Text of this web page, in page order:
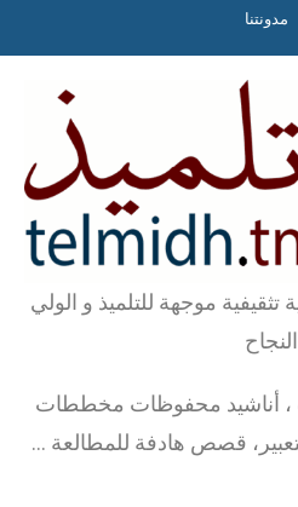
مدونتنا
موجهة للتلميذ و الولي
، أناشيد محفوظات مخططات
قصص هادفة للمطالعة …